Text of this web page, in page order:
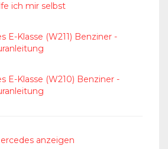
ich mir selbst
E-Klasse (W211) Benziner -
E-Klasse (W210) Benziner -
anzeigen